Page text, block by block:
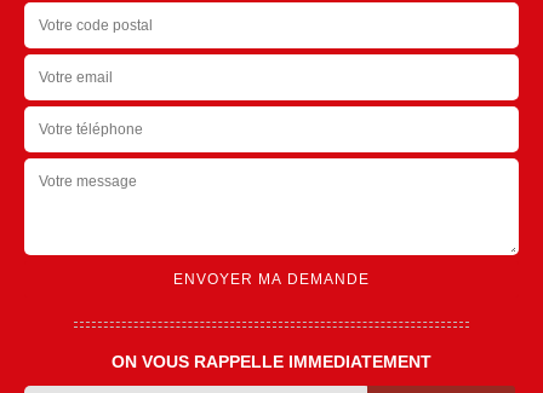
ON VOUS RAPPELLE IMMEDIATEMENT